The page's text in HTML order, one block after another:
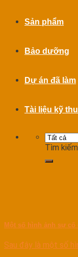
Sản phẩm
Bảo dưỡng
Dự án đã làm
Tài liệu kỹ
Tìm
Một số hình ảnh sự cố
Sau đây là một số